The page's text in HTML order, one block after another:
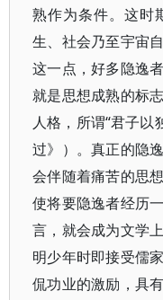
熟作为条件。这时
生、社会乃至宇宙
这一点，好多隐逸
就是思想成熟的标
人格，所谓“君子以
过》）。真正的隐
会伴随着痛苦的思
使将要隐逸者经历
言，就会成为文学
明少年时即接受儒
侃功业的激励，具